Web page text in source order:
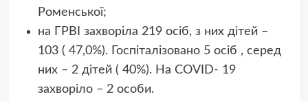
Роменської;
на ГРВІ захворіла 219 осіб, з них дітей –
103 ( 47,0%). Госпіталізовано 5 осіб , серед
них – 2 дітей ( 40%). На COVID- 19
захворіло – 2 особи.